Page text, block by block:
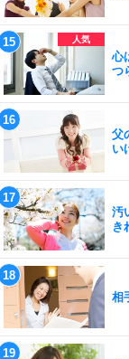
心
つ
父
い
汚
き
相